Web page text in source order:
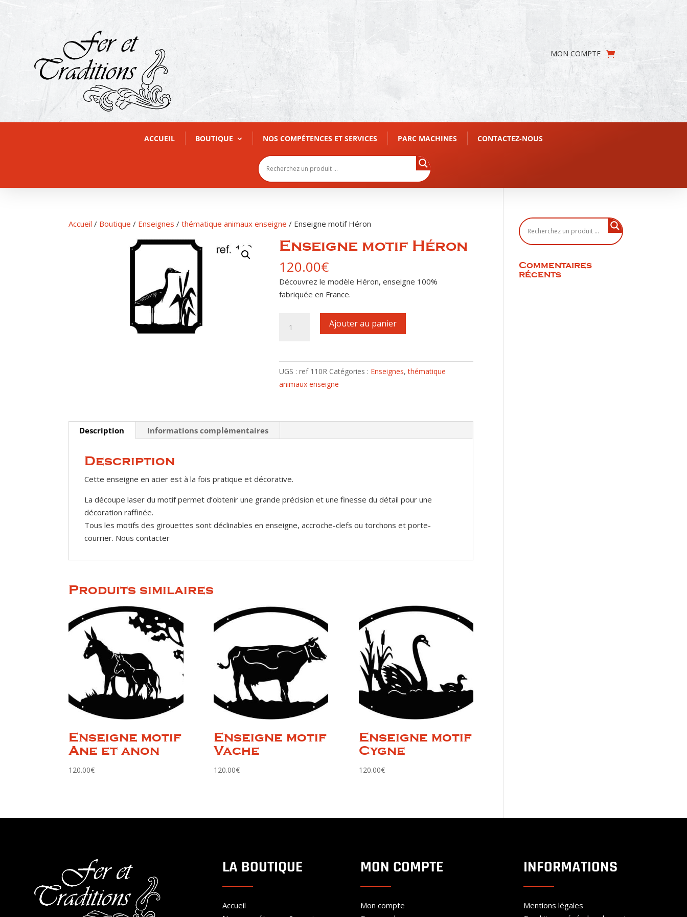
MON COMPTE
ACCUEIL BOUTIQUE NOS COMPÉTENCES ET SERVICES PARC MACHINES CONTACTEZ-NOUS
Accueil / Boutique / Enseignes /thématique animaux enseigne / Enseigne motif Héron
Enseigne motif Héron
120.00€
Découvrez le modèle Héron, enseigne 100%
fabriquée en France.
Héron
Ajouter au panier
UGS :ref 110R Catégories : Enseignes,thématique
animaux enseigne
Description Informations complémentaires
Description
Cette enseigne en acier est à la fois pratique et décorative.
La découpe laser du motif permet d’obtenir une grande précision et une finesse du détail pour une
décoration raffinée.
Tous les motifs des girouettes sont déclinables en enseigne, accroche-clefs ou torchons et porte-
courrier. Nous contacter
Produits similaires
Enseigne motif
Ane et anon
120.00€
Enseigne motif
Vache
120.00€
Enseigne motif
Cygne
120.00€
Commentaires
récents
LA BOUTIQUE
Accueil
MON COMPTE
Mon compte
INFORMATIONS
Mentions légales